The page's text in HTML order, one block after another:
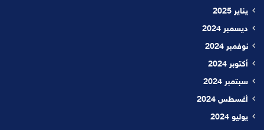
يناير 2025
ديسمبر 2024
نوفمبر 2024
أكتوبر 2024
سبتمبر 2024
أغسطس 2024
يوليو 2024